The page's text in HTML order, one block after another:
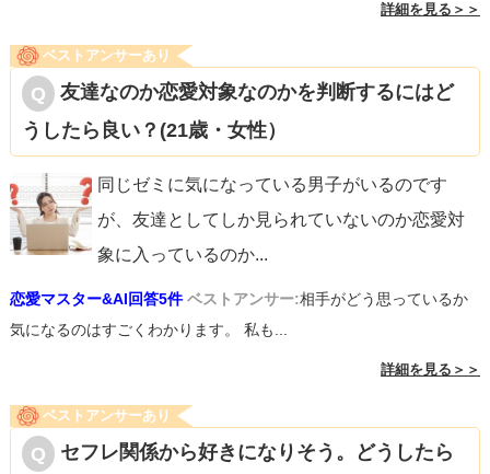
詳細を見る＞＞
ベストアンサーあり
友達なのか恋愛対象なのかを判断するにはど
うしたら良い？(21歳・女性）
同じゼミに気になっている男子がいるのです
が、友達としてしか見られていないのか恋愛対
象に入っているのか...
恋愛マスター&AI回答5件 ベストアンサー:相手がどう思っているか
気になるのはすごくわかります。 私も...
詳細を見る＞＞
ベストアンサーあり
セフレ関係から好きになりそう。どうしたら